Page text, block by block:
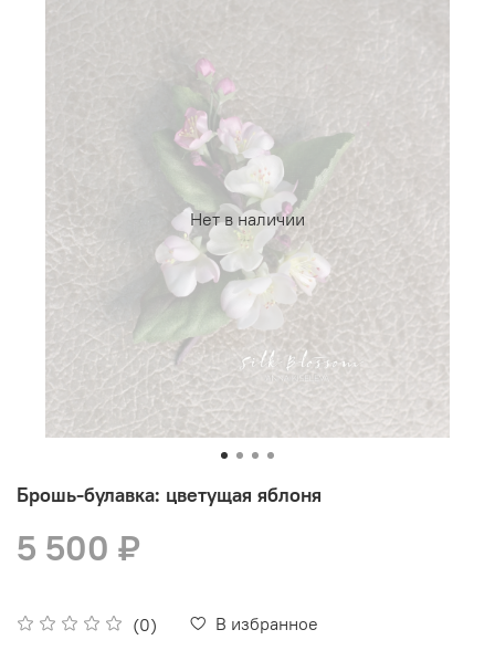
Нет в наличии
Брошь-булавка: цветущая яблоня
(0) В избранное
5 500 ₽